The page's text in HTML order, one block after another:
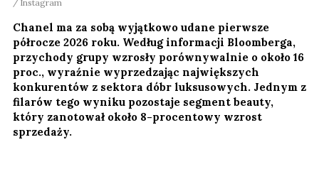
Instagram
Chanel ma za sobą wyjątkowo udane pierwsze
półrocze 2026 roku. Według informacji Bloomberga,
przychody grupy wzrosły porównywalnie o około 16
proc., wyraźnie wyprzedzając największych
konkurentów z sektora dóbr luksusowych. Jednym z
filarów tego wyniku pozostaje segment beauty,
który zanotował około 8-procentowy wzrost
sprzedaży.